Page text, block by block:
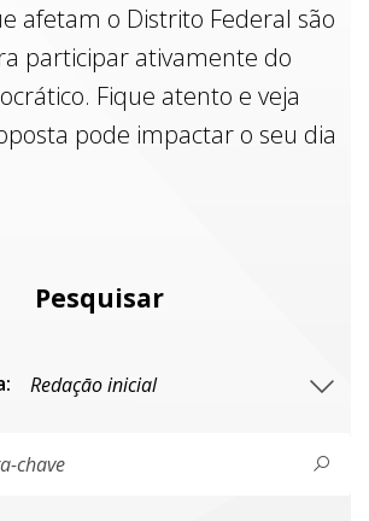
afetam o Distrito Federal são
participar ativamente do
Fique atento e veja
pode impactar o seu dia
Pesquisar